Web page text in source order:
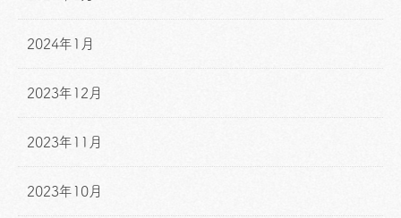
2024年1月
2023年12月
2023年11月
2023年10月